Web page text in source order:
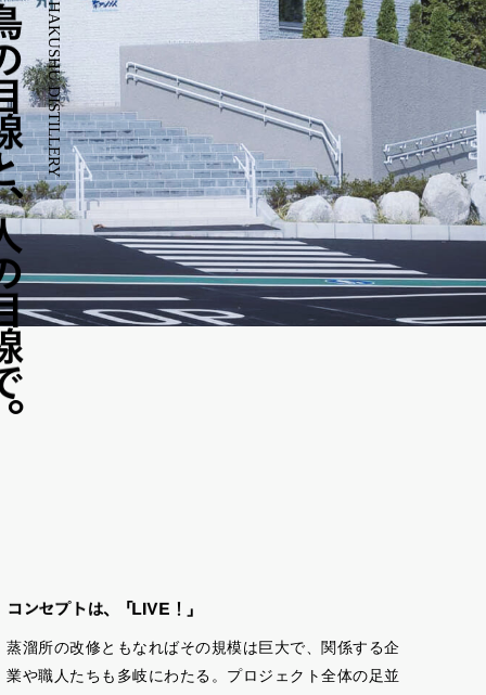
HAKUSHU DISTILLERY
コンセプトは、 「LIVE ！ 」
蒸溜所の改修ともなればその規模は巨大で、関係する企
業や職人たちも多岐にわたる。プロジェクト全体の足並